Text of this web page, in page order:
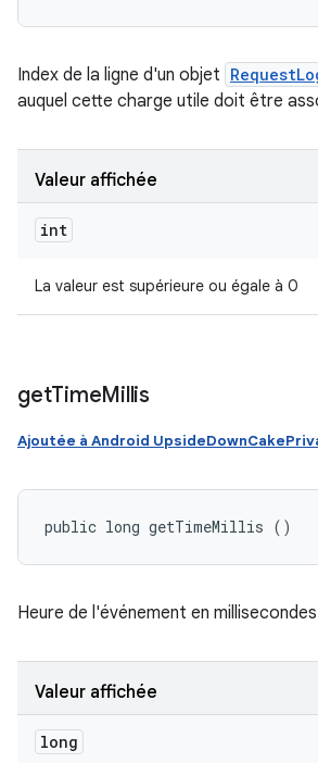
Index de la ligne d'un objet
auquel cette charge utile doit être
Valeur affichée
int
La valeur est supérieure ou égale à 0
getTimeMillis
Ajoutée à Android
public long getTimeMillis ()
Heure de l'événement en
Valeur affichée
long